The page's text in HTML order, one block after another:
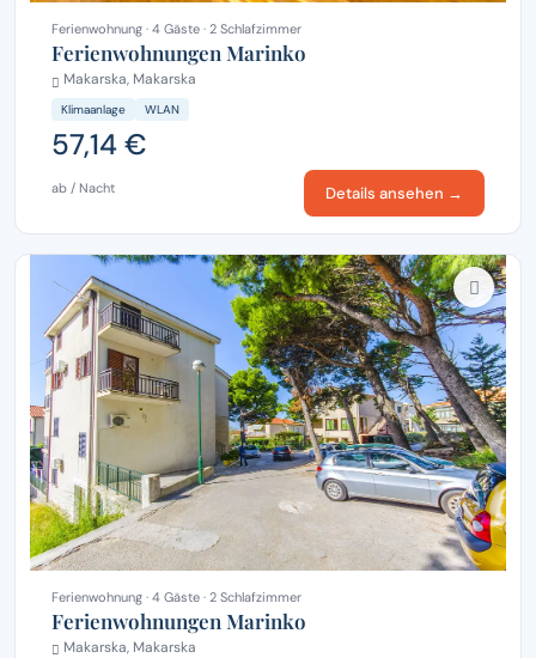
Ferienwohnung · 4 Gäste · 2 Schlafzimmer
Ferienwohnungen Marinko
Makarska, Makarska
Klimaanlage WLAN
57,14 €
ab / Nacht Details ansehen →
Ferienwohnung · 4 Gäste · 2 Schlafzimmer
Ferienwohnungen Marinko
Makarska, Makarska